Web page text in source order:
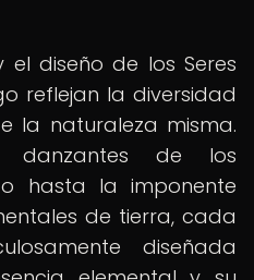
diseño de los Seres
reflejan la diversidad
la naturaleza misma.
danzantes de los
hasta la imponente
de tierra, cada
diseñada